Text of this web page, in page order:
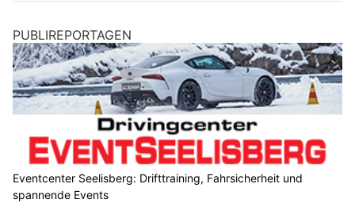
PUBLIREPORTAGEN
Eventcenter Seelisberg: Drifttraining, Fahrsicherheit und
spannende Events